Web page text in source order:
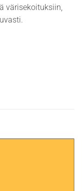
värisekoituksiin,